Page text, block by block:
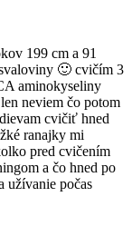
199 cm a 91
🙂 cvičím 3
aminokyseliny
neviem čo potom
cvičiť hned
ranajky mi
pred cvičením
a čo hned po
užívanie počas